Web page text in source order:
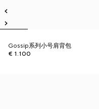
Gossip系列小号肩背包
€ 1.100